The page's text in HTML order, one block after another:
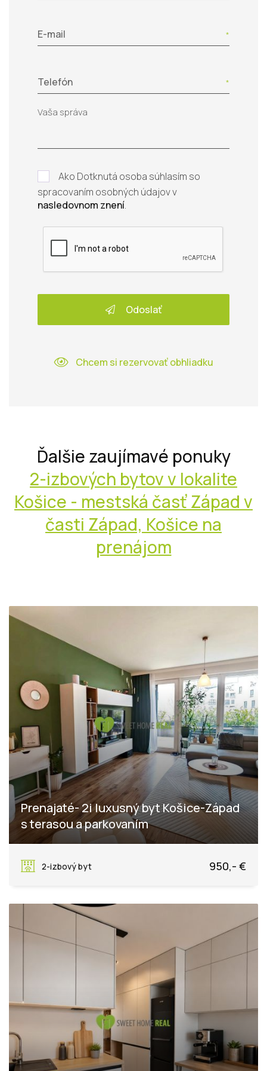
E-mail
Telefón
Ako Dotknutá osoba súhlasím so
spracovaním osobných údajov v
nasledovnom znení.
Odoslať
Chcem si rezervovať obhliadku
Ďalšie zaujímavé ponuky
2-izbových bytov v lokalite
Košice - mestská časť Západ v
časti Západ, Košice na
prenájom
Prenajaté- 2i luxusný byt Košice-Západ
s terasou a parkovaním
2-izbový byt
950,- €